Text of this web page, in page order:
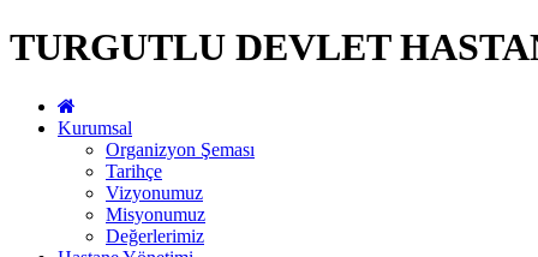
TURGUTLU DEVLET
Kurumsal
Organizyon Şeması
Tarihçe
Vizyonumuz
Misyonumuz
Değerlerimiz